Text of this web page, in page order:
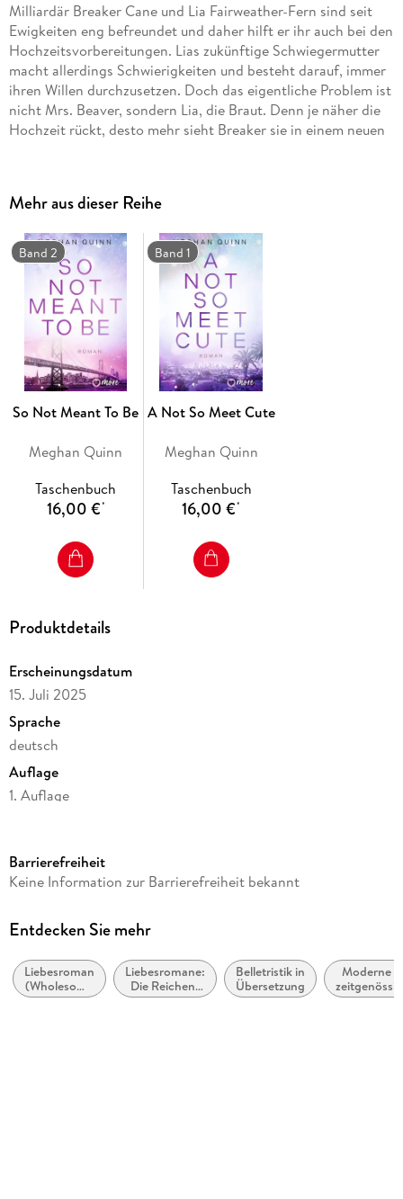
Milliardär Breaker Cane und Lia Fairweather-Fern sind seit
Ewigkeiten eng befreundet und daher hilft er ihr auch bei den
Hochzeitsvorbereitungen. Lias zukünftige Schwiegermutter
macht allerdings Schwierigkeiten und besteht darauf, immer
ihren Willen durchzusetzen. Doch das eigentliche Problem ist
nicht Mrs. Beaver, sondern Lia, die Braut. Denn je näher die
Hochzeit rückt, desto mehr sieht Breaker sie in einem neuen
beste Freundin verliebt.
Es bleibt ihm nur eine Möglichkeit: Er muss Lia überzeugen,
dass er der Richtige für sie ist.
Doch das ist viel schwieriger, als Breaker denkt . . .
Mehr aus dieser Reihe
Band 2
So Not Meant To Be
Meghan Quinn
Taschenbuch
16,00 €*
Band 1
A Not So Meet Cute
Meghan Quinn
Taschenbuch
16,00 €*
Produktdetails
Erscheinungsdatum
15. Juli 2025
Sprache
deutsch
Auflage
1. Auflage
Reihe
Autor/Autorin
Übersetzung
Ivonne Senn
Barrierefreiheit
Keine Information zur Barrierefreiheit bekannt
Entdecken Sie mehr
Liebesroman
(Wholesome
Romance)
Liebesromane:
Die Reichen,
Berühmten
Belletristik in
Übersetzung
Moderne